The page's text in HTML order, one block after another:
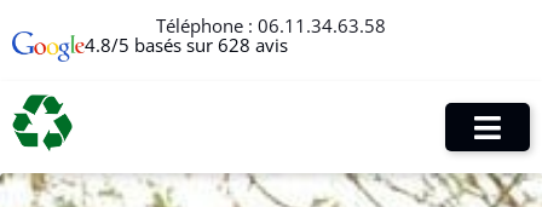
Téléphone : 06.11.34.63.58
4.8/5 basés sur 628 avis